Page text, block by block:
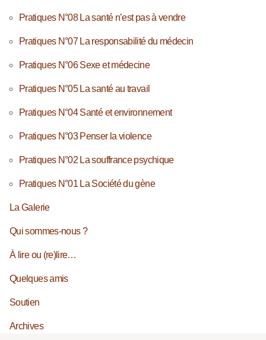
Pratiques N°08 La santé n’est pas à vendre
Pratiques N°07 La responsabilité du médecin
Pratiques N°06 Sexe et médecine
Pratiques N°05 La santé au travail
Pratiques N°04 Santé et environnement
Pratiques N°03 Penser la violence
Pratiques N°02 La souffrance psychique
Pratiques N°01 La Société du gène
La Galerie
Qui sommes-nous ?
À lire ou (re)lire…
Quelques amis
Soutien
Archives